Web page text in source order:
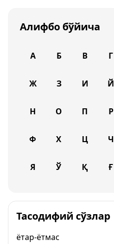
Алифбо бўйича
А Б В Г
Ж З И Й
Н О П Р
Ф Х Ц Ч
Я Ў Қ Ғ
Тасодифий сўзлар
ётар-ётмас